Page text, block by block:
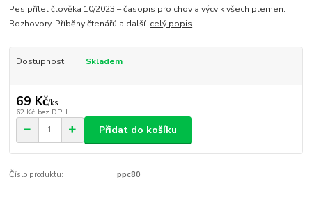
Pes přítel člověka 10/2023 – časopis pro chov a výcvik všech plemen.
Rozhovory. Příběhy čtenářů a další. celý popis
Dostupnost Skladem
69 Kč/ks
62 Kč bez DPH
Přidat do košíku
Číslo produktu: ppc80